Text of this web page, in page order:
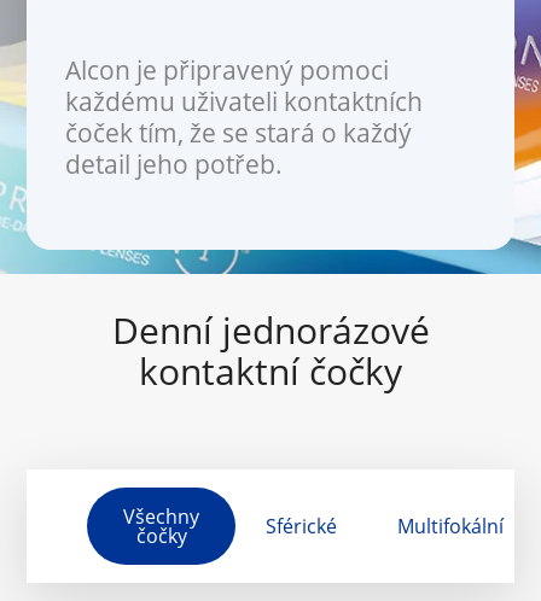
Alcon je připravený pomoci
každému uživateli kontaktních
čoček tím, že se stará o každý
detail jeho potřeb.
Denní jednorázové
kontaktní čočky
Všechny
čočky Sférické Multifokální